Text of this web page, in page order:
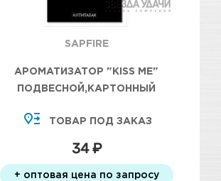
SAPFIRE
АРОМАТИЗАТОР "KISS ME"
ПОДВЕСНОЙ,КАРТОННЫЙ
ТОВАР ПОД ЗАКАЗ
34 ₽
+ оптовая цена по запросу